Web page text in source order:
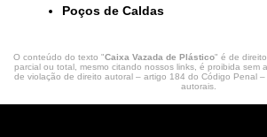
Poços de Caldas
O conteúdo do texto "Caixa Vazada de Plástico" é de
parcial ou total, mesmo citando nossos links, é proibida sem
de violação de direito autoral – artigo 184 do Código Penal –
autorais.